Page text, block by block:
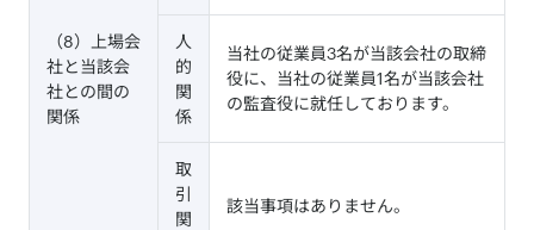
（8）上場会
社と当該会
社との間の
関係
人
的
関
係
当社の従業員3名が当該会社の取締
役に、当社の従業員1名が当該会社
の監査役に就任しております。
取
引
関
該当事項はありません。